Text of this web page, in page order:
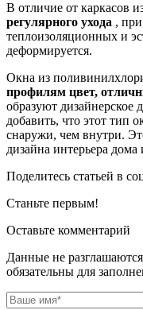
В отличие от каркасов
регулярного ухода ,
теплоизоляционных и
деформируется.
Окна из
профилям цвет,
образуют дизайнерское
добавить, что этот тип
снаружи, чем внутри.
дизайна интерьера
Поделитесь статьей в
Станьте первым!
Оставьте комментарий
Данные не
обязательны для